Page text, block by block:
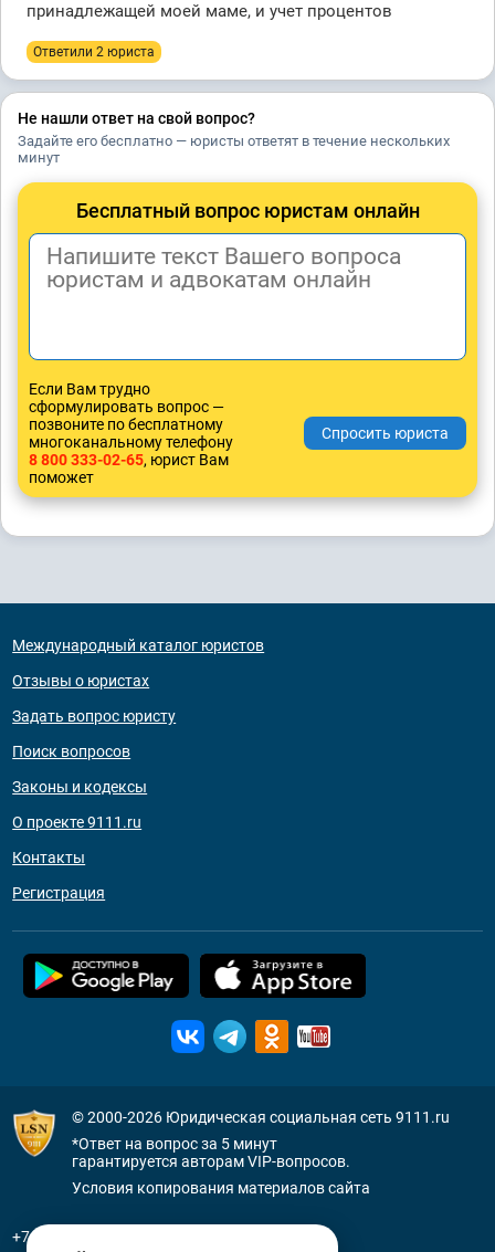
принадлежащей моей маме, и учет процентов
Ответили 2 юристa
Не нашли ответ на свой вопрос?
Задайте его бесплатно — юристы ответят в течение нескольких
минут
Бесплатный вопрос юристам онлайн
Если Вам трудно
сформулировать вопрос —
позвоните по бесплатному
многоканальному телефону
8 800 333-02-65, юрист Вам
поможет
Международный каталог юристов
Отзывы о юристах
Задать вопрос юристу
Поиск вопросов
Законы и кодексы
О проекте 9111.ru
Контакты
Регистрация
© 2000-2026 Юридическая социальная сеть 9111.ru
*Ответ на вопрос за 5 минут
гарантируется авторам VIP-вопросов.
Условия копирования материалов сайта
+7 (800) 505-91-11